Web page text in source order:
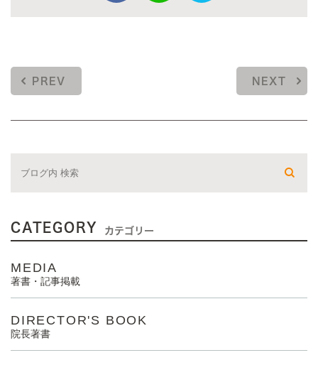
PREV NEXT
CATEGORY カテゴリー
MEDIA
著書・記事掲載
DIRECTOR'S BOOK
院長著書